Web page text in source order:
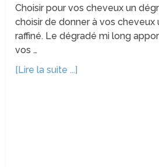
Choisir pour vos cheveux un
choisir de donner à vos
raffiné. Le dégradé mi long
vos …
[Lire la suite ...]